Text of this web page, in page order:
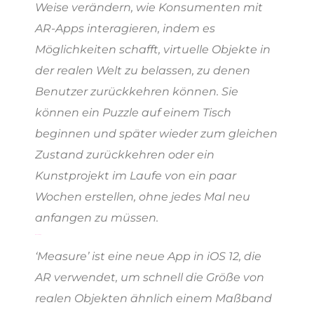
Weise verändern, wie Konsumenten mit
AR-Apps interagieren, indem es
Möglichkeiten schafft, virtuelle Objekte in
der realen Welt zu belassen, zu denen
Benutzer zurückkehren können. Sie
können ein Puzzle auf einem Tisch
beginnen und später wieder zum gleichen
Zustand zurückkehren oder ein
Kunstprojekt im Laufe von ein paar
Wochen erstellen, ohne jedes Mal neu
anfangen zu müssen.
‘Measure’ ist eine neue App in iOS 12, die
AR verwendet, um schnell die Größe von
realen Objekten ähnlich einem Maßband